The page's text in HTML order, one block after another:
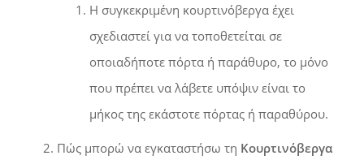
Η συγκεκριμένη κουρτινόβεργα έχει
σχεδιαστεί για να τοποθετείται σε
οποιαδήποτε πόρτα ή παράθυρο, το μόνο
που πρέπει να λάβετε υπόψιν είναι το
μήκος της εκάστοτε πόρτας ή παραθύρου.
Πώς μπορώ να εγκαταστήσω τη Κουρτινόβεργα